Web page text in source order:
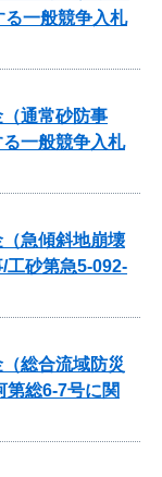
一般競争入札
通常砂防事
一般競争入札
急傾斜地崩壊
砂第急5-092-
総合流域防災
総6-7号に関